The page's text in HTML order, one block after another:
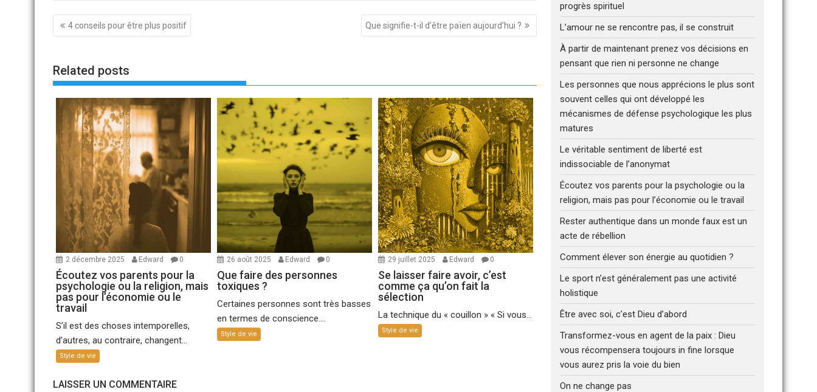
Navigation
de
4 conseils pour être plus positif Que signifie-t-il d’être païen aujourd’hui ?
Related posts
2 décembre 2025 Edward 0
Écoutez vos parents pour la
psychologie ou la religion, mais
pas pour l’économie ou le
travail
S’il est des choses intemporelles,
d’autres, au contraire, changent...
Style de vie
26 août 2025 Edward 0
Que faire des personnes
toxiques ?
Certaines personnes sont très basses
en termes de conscience....
Style de vie
29 juillet 2025 Edward 0
Se laisser faire avoir, c’est
comme ça qu’on fait la
sélection
La technique du « couillon » « Si vous...
Style de vie
LAISSER UN COMMENTAIRE
progrès spirituel
L’amour ne se rencontre pas, il se construit
À partir de maintenant prenez vos décisions en
pensant que rien ni personne ne change
Les personnes que nous apprécions le plus sont
souvent celles qui ont développé les
mécanismes de défense psychologique les plus
matures
Le véritable sentiment de liberté est
indissociable de l’anonymat
Écoutez vos parents pour la psychologie ou la
religion, mais pas pour l’économie ou le travail
Rester authentique dans un monde faux est un
acte de rébellion
Comment élever son énergie au quotidien ?
Le sport n’est généralement pas une activité
holistique
Être avec soi, c’est Dieu d’abord
Transformez-vous en agent de la paix : Dieu
vous récompensera toujours in fine lorsque
vous aurez pris la voie du bien
On ne change pas